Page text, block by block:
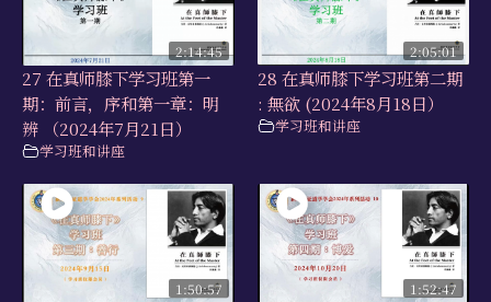
2:14:45
27 在真师膝下学习班第一
期：前言，序和第一章：明
辨 （2024年7月21日）
学习班和讲座
2:05:01
28 在真师膝下学习班第二期
: 無欲 (2024年8月18日）
学习班和讲座
1:50:57 1:52:47